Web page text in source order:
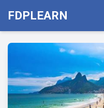
FDPLEARN